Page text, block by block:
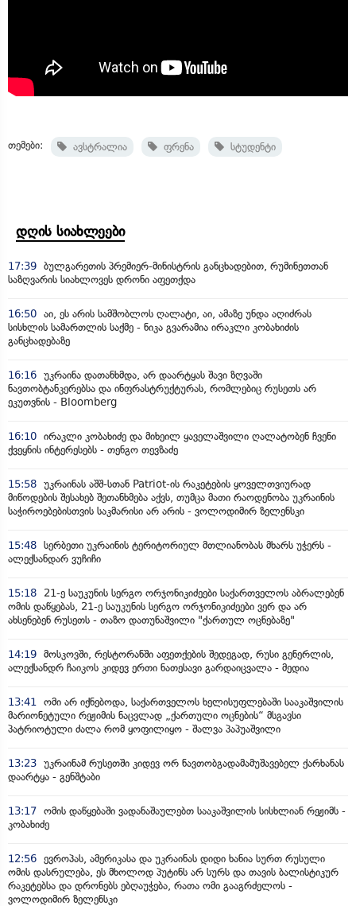
თემები: ავსტრალია ფრენა სტუდენტი
დღის სიახლეები
17:39 ბულგარეთის პრემიერ-მინისტრის განცხადებით, რუმინეთთან
საზღვარის სიახლოვეს დრონი აფეთქდა
16:50 აი, ეს არის სამშობლოს ღალატი, აი, ამაზე უნდა აღიძრას
სისხლის სამართლის საქმე - ნიკა გვარამია ირაკლი კობახიძის
განცხადებაზე
16:16 უკრაინა დათანხმდა, არ დაარტყას შავი ზღვაში
ნავთობტანკერებსა და ინფრასტრუქტურას, რომლებიც რუსეთს არ
ეკუთვნის - Bloomberg
16:10 ირაკლი კობახიძე და მიხეილ ყაველაშვილი ღალატობენ ჩვენი
ქვეყნის ინტერესებს - თენგო თევზაძე
15:58 უკრაინას აშშ-სთან Patriot-ის რაკეტების ყოველთვიურად
მიწოდების შესახებ შეთანხმება აქვს, თუმცა მათი რაოდენობა უკრაინის
საჭიროებებისთვის საკმარისი არ არის - ვოლოდიმირ ზელენსკი
15:48 სერბეთი უკრაინის ტერიტორიულ მთლიანობას მხარს უჭერს -
ალექსანდარ ვუჩიჩი
15:18
21-ე საუკუნის სერგო ორჯონიკიძეები საქართველოს აბრალებენ
ომის დაწყებას, 21-ე საუკუნის სერგო ორჯონიკიძეები ვერ და არ
ახსენებენ რუსეთს - თაზო დათუნაშვილი "ქართულ ოცნებაზე"
14:19 მოსკოვში, რესტორანში აფეთქების შედეგად, რუსი გენერლის,
ალექსანდრ ჩაიკოს კიდევ ერთი ნათესავი გარდაიცვალა - მედია
13:41
ომი არ იქნებოდა, საქართველოს ხელისუფლებაში სააკაშვილის
მარიონეტული რეჟიმის ნაცვლად „ქართული ოცნების“ მსგავსი
პატრიოტული ძალა რომ ყოფილიყო - შალვა პაპუაშვილი
13:23 უკრაინამ რუსეთში კიდევ ორ ნავთობგადამამუშავებელ ქარხანას
დაარტყა - გენშტაბი
13:17 ომის დაწყებაში ვადანაშაულებთ სააკაშვილის სისხლიან რეჟიმს -
კობახიძე
12:56 ევროპას, ამერიკასა და უკრაინას დიდი ხანია სურთ რუსული
ომის დასრულება, ეს მხოლოდ პუტინს არ სურს და თავის ბალისტიკურ
რაკეტებსა და დრონებს ებღაუჭება, რათა ომი გააგრძელოს -
ვოლოდიმირ ზელენსკი